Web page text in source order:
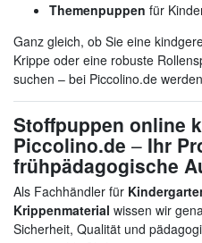
Themenpuppen für
Ganz gleich, ob Sie eine
Krippe oder eine robuste
suchen – bei Piccolino.de
Stoffpuppen online
Piccolino.de – Ihr
frühpädagogische
Als Fachhändler für
Krippenmaterial wissen wir
Sicherheit, Qualität und